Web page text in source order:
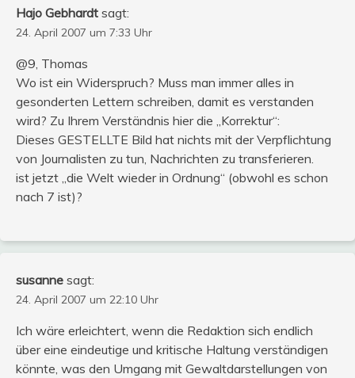
Hajo Gebhardt sagt:
24. April 2007 um 7:33 Uhr
@9, Thomas
Wo ist ein Widerspruch? Muss man immer alles in
gesonderten Lettern schreiben, damit es verstanden
wird? Zu Ihrem Verständnis hier die „Korrektur“:
Dieses GESTELLTE Bild hat nichts mit der Verpflichtung
von Journalisten zu tun, Nachrichten zu transferieren.
ist jetzt „die Welt wieder in Ordnung“ (obwohl es schon
nach 7 ist)?
susanne sagt:
24. April 2007 um 22:10 Uhr
Ich wäre erleichtert, wenn die Redaktion sich endlich
über eine eindeutige und kritische Haltung verständigen
könnte, was den Umgang mit Gewaltdarstellungen von